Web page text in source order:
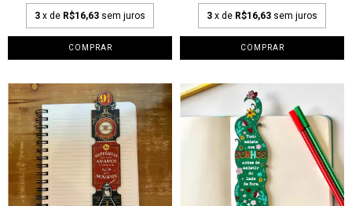
3 x de R$16,63 sem juros 3 x de R$16,63 sem juros